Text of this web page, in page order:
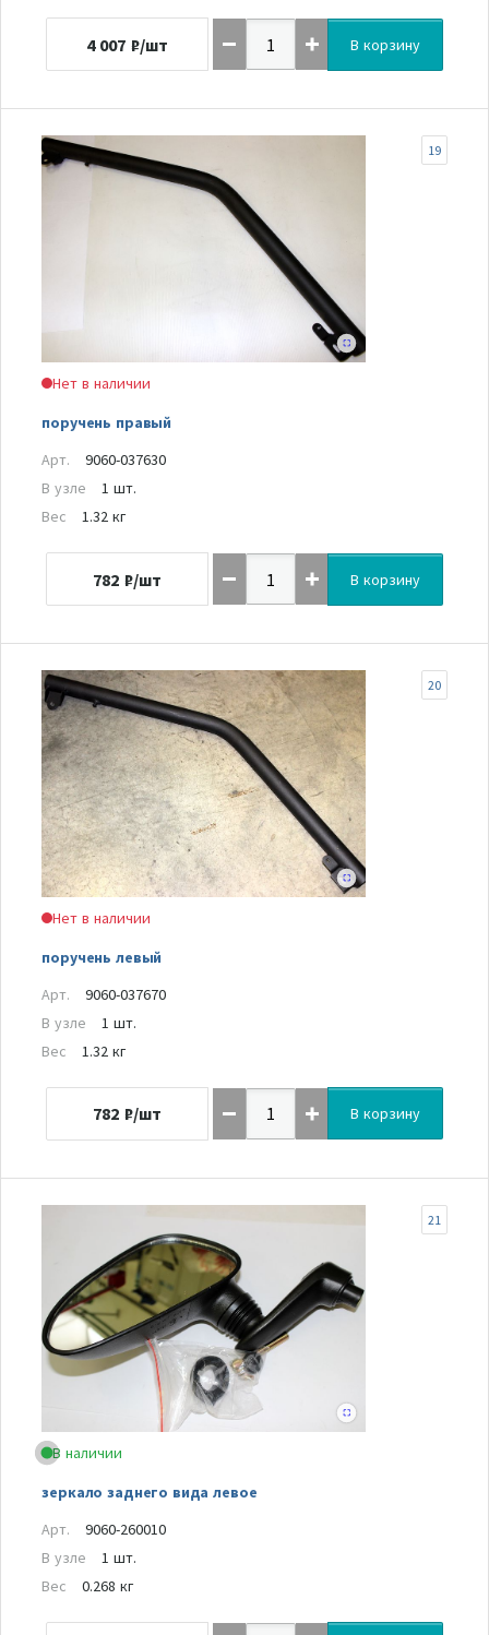
4 007 ₽/шт В корзину
Нет в наличии
поручень правый
19
Арт.
9060-037630
В узле
1 шт.
Вес
1.32 кг
782 ₽/шт В корзину
Нет в наличии
поручень левый
20
Арт.
9060-037670
В узле
1 шт.
Вес
1.32 кг
782 ₽/шт В корзину
В наличии
зеркало заднего вида левое
21
Арт.
9060-260010
В узле
1 шт.
Вес
0.268 кг